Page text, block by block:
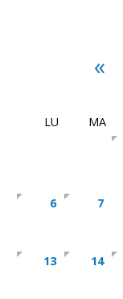
«
LU MA
6 7
13 14